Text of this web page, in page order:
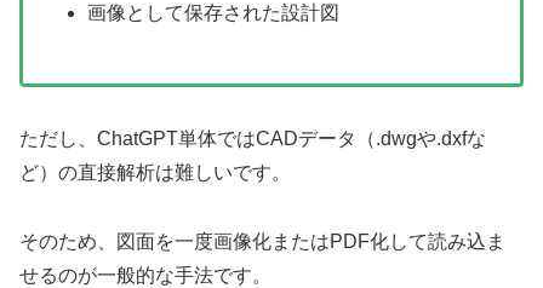
画像として保存された設計図
ただし、ChatGPT単体ではCADデータ（.dwgや.dxfな
ど）の直接解析は難しいです。
そのため、図面を一度画像化またはPDF化して読み込ま
せるのが一般的な手法です。